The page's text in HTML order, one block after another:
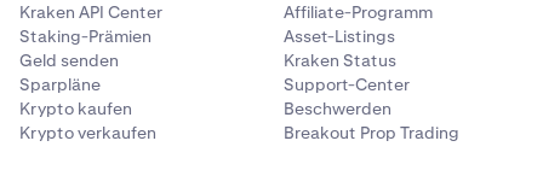
Kraken API Center
Staking-Prämien
Geld senden
Sparpläne
Krypto kaufen
Krypto verkaufen
Affiliate-Programm
Asset-Listings
Kraken Status
Support-Center
Beschwerden
Breakout Prop Trading